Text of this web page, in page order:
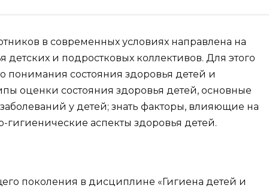
в современных условиях направлена на
детских и подростковых коллективов. Для этого
понимания состояния здоровья детей и
оценки состояния здоровья детей, основные
у детей; знать факторы, влияющие на
гигиенические аспекты здоровья детей.
поколения в дисциплине «Гигиена детей и